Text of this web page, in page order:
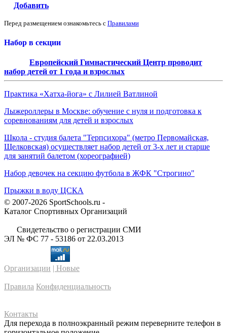
Добавить
Перед размещением ознакомьтесь с Правилами
Набор в секции
Европейский Гимнастический Центр проводит
набор детей от 1 года и взрослых
Практика «Хатха-йога» с Лилией Ватлиной
Лыжероллеры в Москве: обучение с нуля и подготовка к
соревнованиям для детей и взрослых
Школа - студия балета "Терпсихора" (метро Первомайская,
Щелковская) осуществляет набор детей от 3-х лет и старше
для занятий балетом (хореографией)
Набор девочек на секцию футбола в ЖФК "Строгино"
Прыжки в воду ЦСКА
© 2007-2026 SportSchools.ru -
Каталог Спортивных Организаций
Свидетельство о регистрации СМИ
ЭЛ № ФС 77 - 53186 от 22.03.2013
Организации | Новые
Правила Конфиденциальность
Контакты
Для перехода в полноэкранный режим переверните телефон в